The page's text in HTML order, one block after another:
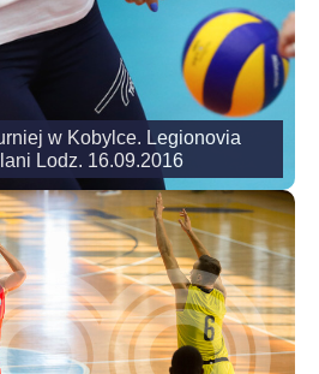
w Kobylce. Legionovia
Lodz. 16.09.2016